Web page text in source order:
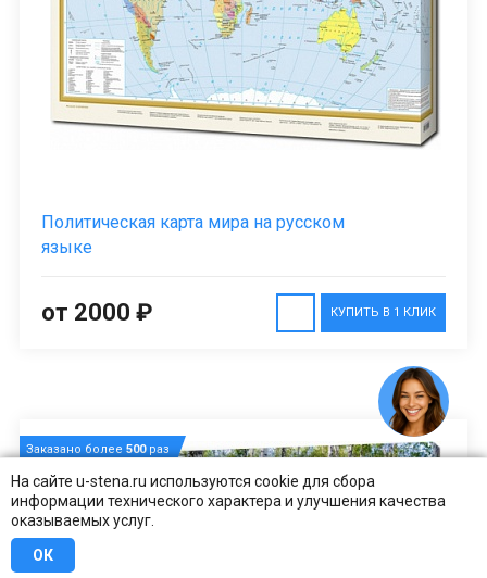
На сайте u-stena.ru используются cookie для сбора
информации технического характера и улучшения качества
оказываемых услуг.
ОК
Политическая карта мира на русском
языке
КУПИТЬ В 1 КЛИК
от 2000 ₽
Заказано более500раз
ХИТ